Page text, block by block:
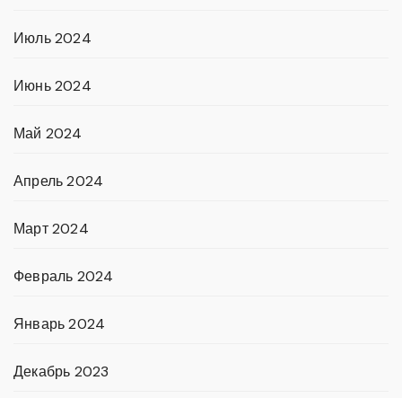
Июль 2024
Июнь 2024
Май 2024
Апрель 2024
Март 2024
Февраль 2024
Январь 2024
Декабрь 2023